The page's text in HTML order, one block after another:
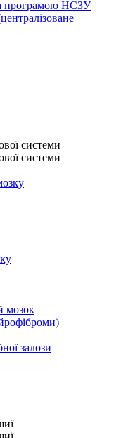
програмою НСЗУ
системи
системи
мозок
залози